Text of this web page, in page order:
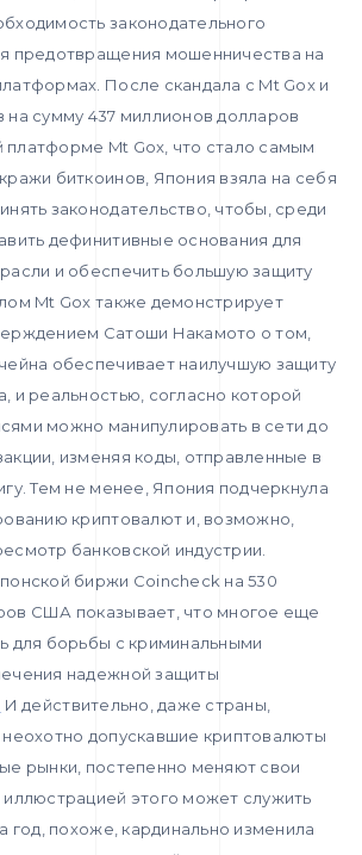
законодательного
предотвращения мошенничества на
После скандала с Mt Gox и
на сумму 437 миллионов долларов
Mt Gox, что стало самым
биткоинов, Япония взяла на себя
законодательство, чтобы, среди
дефинитивные основания для
и обеспечить большую защиту
Mt Gox также демонстрирует
Сатоши Накамото о том,
обеспечивает наилучшую защиту
и реальностью, согласно которой
можно манипулировать в сети до
изменяя коды, отправленные в
Тем не менее, Япония подчеркнула
криптовалют и, возможно,
банковской индустрии.
биржи Coincheck на 530
США показывает, что многое еще
для борьбы с криминальными
надежной защиты
И действительно, даже страны,
неохотно допускавшие криптовалюты
рынки, постепенно меняют свои
этого может служить
год, похоже, кардинально изменила